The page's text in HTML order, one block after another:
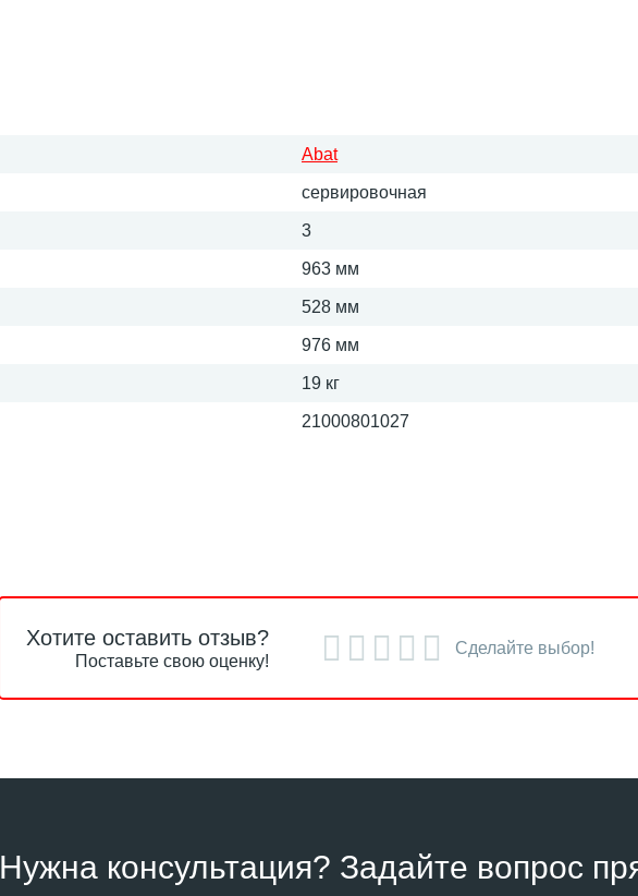
Abat
сервировочная
3
963 мм
528 мм
976 мм
19 кг
21000801027
Хотите оставить отзыв?
Поставьте свою оценку!
Сделайте выбор!
Нужна консультация? Задайте вопрос